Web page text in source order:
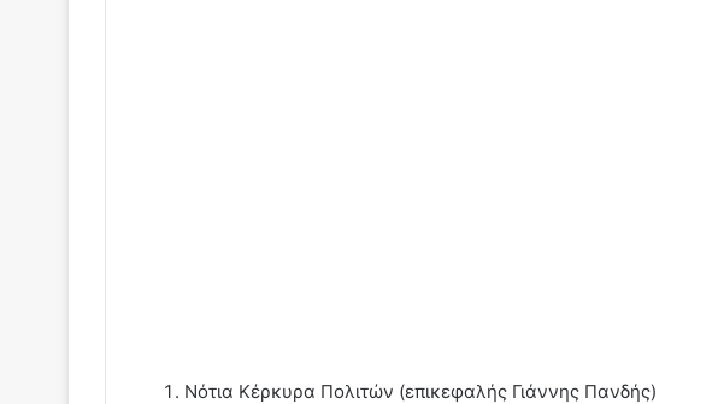
Νότια Κέρκυρα Πολιτών (επικεφαλής Γιάννης Πανδής)